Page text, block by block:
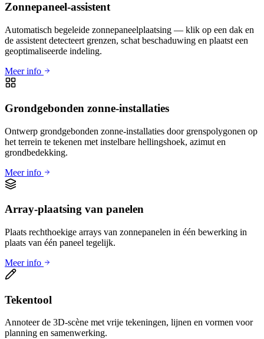
Zonnepaneel-assistent
Automatisch begeleide zonnepaneelplaatsing — klik op een dak en
de assistent detecteert grenzen, schat beschaduwing en plaatst een
geoptimaliseerde indeling.
Meer info
Grondgebonden zonne-installaties
Ontwerp grondgebonden zonne-installaties door grenspolygonen op
het terrein te tekenen met instelbare hellingshoek, azimut en
grondbedekking.
Meer info
Array-plaatsing van panelen
Plaats rechthoekige arrays van zonnepanelen in één bewerking in
plaats van één paneel tegelijk.
Meer info
Tekentool
Annoteer de 3D-scène met vrije tekeningen, lijnen en vormen voor
planning en samenwerking.